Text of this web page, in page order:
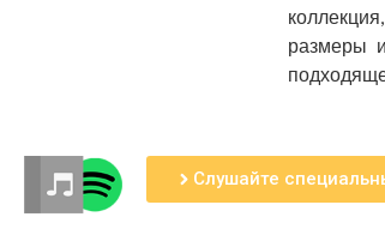
размеры
Слушайте